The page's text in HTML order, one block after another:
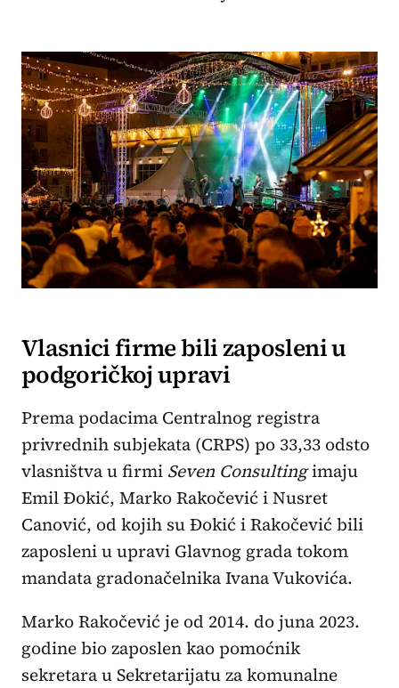
Vlasnici firme bili zaposleni u
podgoričkoj upravi
Prema podacima Centralnog registra
privrednih subjekata (CRPS) po 33,33 odsto
vlasništva u firmi Seven Consultingimaju
Emil Đokić, Marko Rakočević i Nusret
Canović, od kojih su Đokić i Rakočević bili
zaposleni u upravi Glavnog grada tokom
mandata gradonačelnika Ivana Vukovića.
Marko Rakočević je od 2014. do juna 2023.
godine bio zaposlen kao pomoćnik
sekretara u Sekretarijatu za komunalne